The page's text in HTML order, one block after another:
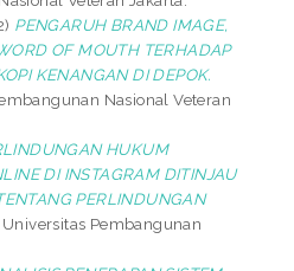
PENGARUH BRAND IMAGE,
OF MOUTH TERHADAP
KENANGAN DI DEPOK.
Nasional Veteran
HUKUM
DI INSTAGRAM DITINJAU
PERLINDUNGAN
Pembangunan